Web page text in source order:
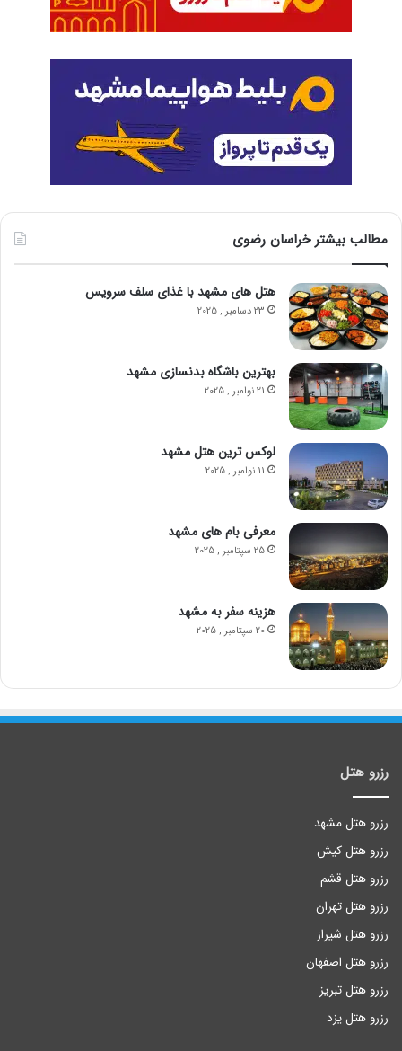
مطالب بیشتر خراسان رضوی
هتل‌ های مشهد با غذای سلف سرویس
23 دسامبر , 2025
بهترین باشگاه‌ بدنسازی مشهد
21 نوامبر , 2025
لوکس‌ ترین هتل‌ مشهد
11 نوامبر , 2025
معرفی بام های مشهد
25 سپتامبر , 2025
هزینه سفر به مشهد
20 سپتامبر , 2025
رزرو هتل
رزرو هتل مشهد
رزرو هتل کیش
رزرو هتل قشم
رزرو هتل تهران
رزرو هتل شیراز
رزرو هتل اصفهان
رزرو هتل تبریز
رزرو هتل یزد